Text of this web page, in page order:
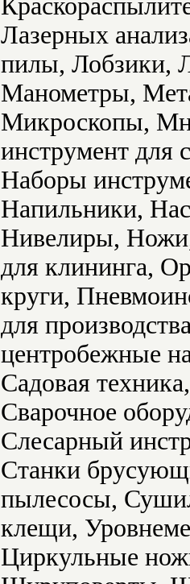
Лазерных
пилы, Лобзики,
Манометры,
Микроскопы,
инструмент
Наборы
Напильники,
Нивелиры,
для клининга,
круги,
для
центробежные
Садовая
Сварочное
Слесарный
Станки
пылесосы,
клещи,
Циркульные